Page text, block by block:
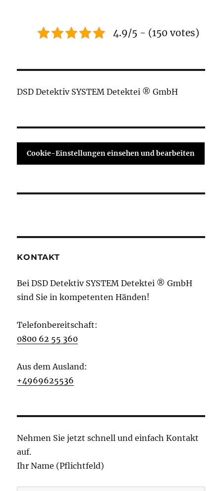
4.9/5 - (150 votes)
DSD Detektiv SYSTEM Detektei ® GmbH
Cookie-Einstellungen einsehen und bearbeiten
KONTAKT
Bei DSD Detektiv SYSTEM Detektei ® GmbH
sind Sie in kompetenten Händen!
Telefonbereitschaft:
0800 62 55 360
Aus dem Ausland:
+4969625536
Nehmen Sie jetzt schnell und einfach Kontakt
auf.
Ihr Name (Pflichtfeld)